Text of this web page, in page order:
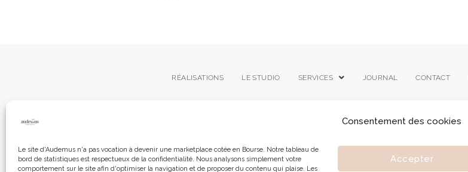
Consentement des cookies
Le site d'Audemus n'a pas vocation à devenir une marketplace cotée en Bourse. Notre tableau de
bord de statistiques est respectueux de la confidentialité. Nous analysons simplement votre
comportement sur le site afin d'optimiser la navigation et de proposer du contenu qui plaise. Les
Accepter
RÉALISATIONS LE STUDIO SERVICES JOURNAL CONTACT
© 2026 | Tous droits réservés à Audemus